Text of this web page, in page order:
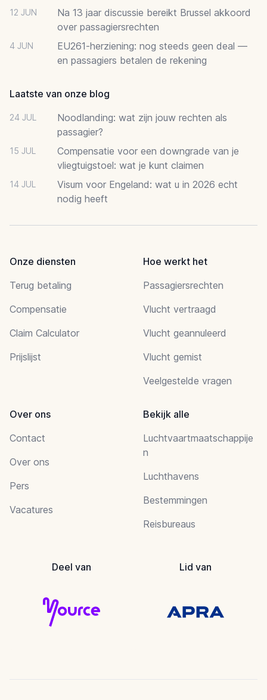
12 JUN
Na 13 jaar discussie bereikt Brussel akkoord
over passagiersrechten
4 JUN
EU261-herziening: nog steeds geen deal —
en passagiers betalen de rekening
Laatste van onze blog
24 JUL
Noodlanding: wat zijn jouw rechten als
passagier?
15 JUL
Compensatie voor een downgrade van je
vliegtuigstoel: wat je kunt claimen
14 JUL
Visum voor Engeland: wat u in 2026 echt
nodig heeft
Onze diensten
Terug betaling
Compensatie
Claim Calculator
Prijslijst
Hoe werkt het
Passagiersrechten
Vlucht vertraagd
Vlucht geannuleerd
Vlucht gemist
Veelgestelde vragen
Over ons
Contact
Over ons
Pers
Vacatures
Bekijk alle
Luchtvaartmaatschappije
n
Luchthavens
Bestemmingen
Reisbureaus
Deel van Lid van